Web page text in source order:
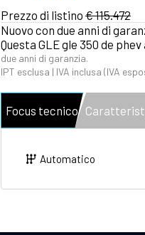
Prezzo di listino € 115.472
Nuovo con due anni di
Questa GLE gle 350 de
due anni di garanzia.
IPT esclusa | IVA inclusa (IVA
Focus tecnico
Automatico